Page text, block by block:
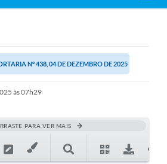
Nº 438, 04 DE DEZEMBRO DE 2025
às 07h29
PARA VER MAIS